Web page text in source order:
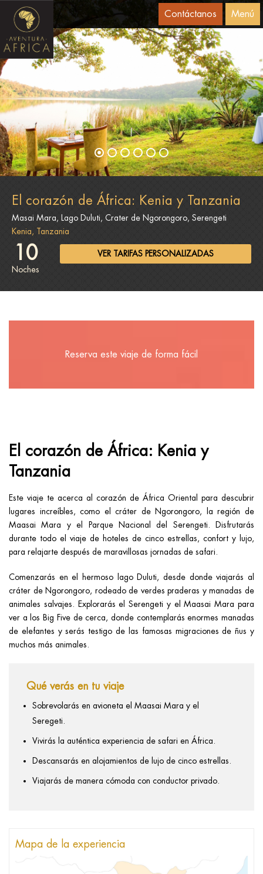
Contáctanos Menú
El corazón de África: Kenia y Tanzania
Masai Mara, Lago Duluti, Crater de Ngorongoro, Serengeti
Kenia, Tanzania
10
Noches
VER TARIFAS PERSONALIZADAS
Reserva este viaje de forma fácil
El corazón de África: Kenia y
Tanzania
Este viaje te acerca al corazón de África Oriental para descubrir
lugares increíbles, como el cráter de Ngorongoro, la región de
Maasai Mara y el Parque Nacional del Serengeti. Disfrutarás
durante todo el viaje de hoteles de cinco estrellas, confort y lujo,
para relajarte después de maravillosas jornadas de safari.
Comenzarás en el hermoso lago Duluti, desde donde viajarás al
cráter de Ngorongoro, rodeado de verdes praderas y manadas de
animales salvajes. Explorarás el Serengeti y el Maasai Mara para
ver a los Big Five de cerca, donde contemplarás enormes manadas
de elefantes y serás testigo de las famosas migraciones de ñus y
muchos más animales.
Qué verás en tu viaje
Sobrevolarás en avioneta el Maasai Mara y el
Seregeti.
Vivirás la auténtica experiencia de safari en África.
Descansarás en alojamientos de lujo de cinco estrellas.
Viajarás de manera cómoda con conductor privado.
Mapa de la experiencia